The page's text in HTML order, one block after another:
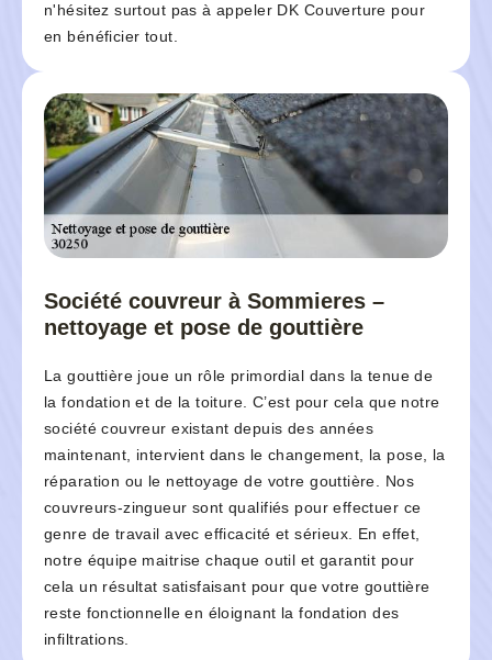
n'hésitez surtout pas à appeler DK Couverture pour
en bénéficier tout.
Société couvreur à Sommieres –
nettoyage et pose de gouttière
La gouttière joue un rôle primordial dans la tenue de
la fondation et de la toiture. C’est pour cela que notre
société couvreur existant depuis des années
maintenant, intervient dans le changement, la pose, la
réparation ou le nettoyage de votre gouttière. Nos
couvreurs-zingueur sont qualifiés pour effectuer ce
genre de travail avec efficacité et sérieux. En effet,
notre équipe maitrise chaque outil et garantit pour
cela un résultat satisfaisant pour que votre gouttière
reste fonctionnelle en éloignant la fondation des
infiltrations.